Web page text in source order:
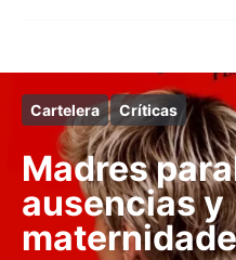
Cartelera Críticas
Madres
ausencias y